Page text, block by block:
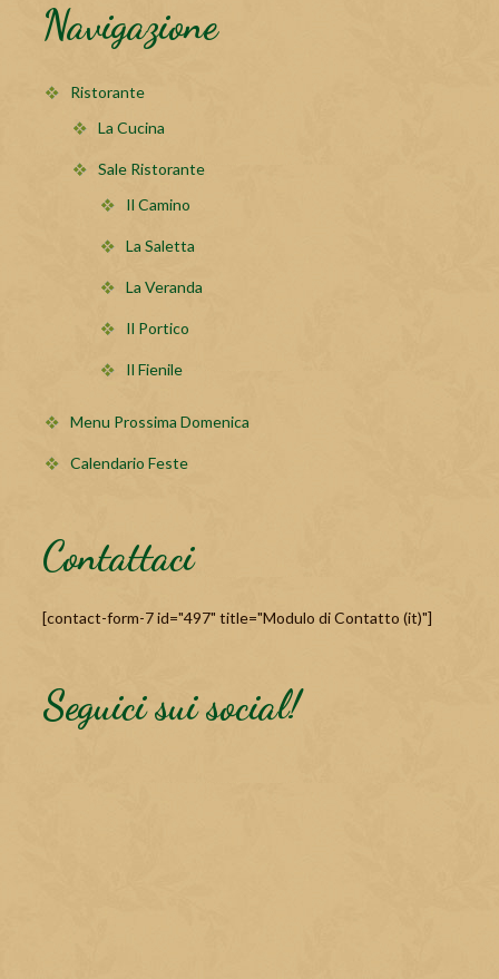
Navigazione
Ristorante
La Cucina
Sale Ristorante
Il Camino
La Saletta
La Veranda
Il Portico
Il Fienile
Menu Prossima Domenica
Calendario Feste
Contattaci
[contact-form-7 id="497" title="Modulo di Contatto (it)"]
Seguici sui social!